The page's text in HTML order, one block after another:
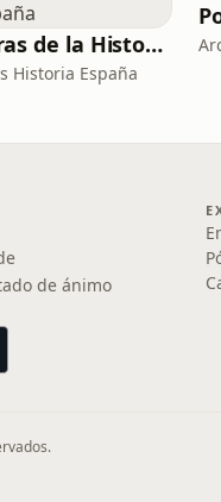
Píldoras de la Historia de España
Historia España
de ánimo